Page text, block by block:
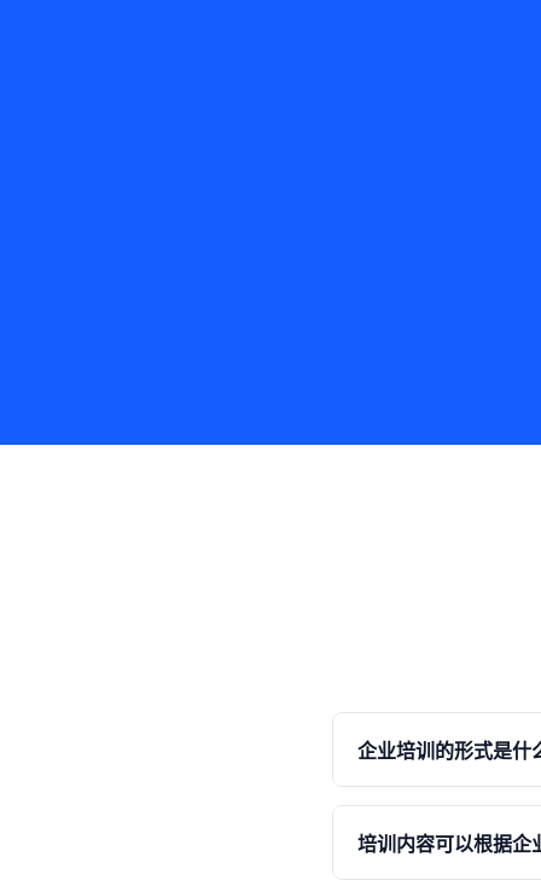
企业培训的形式是什
我们提供多种培训形式
讲解、案例分析、实操
企业实际情况推荐最合
培训内容可以根据企